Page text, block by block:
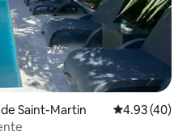
Saint-Martin Calificación
4.93 (40)